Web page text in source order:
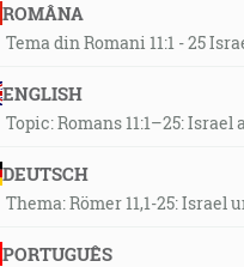
ROMÂNA
Tema din Romani 11:1 - 25
ENGLISH
Topic: Romans 11:1–25:
DEUTSCH
Thema: Römer 11,1-25:
PORTUGUÊS